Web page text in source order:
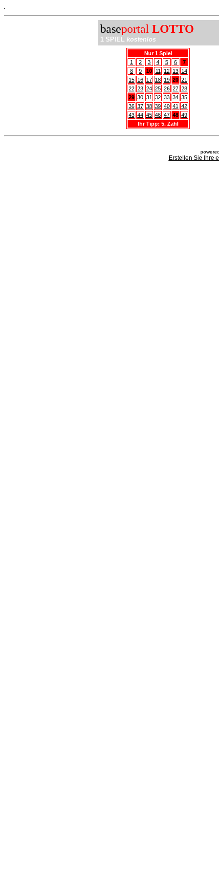
baseportal LOTTO
1 SPIEL kostenlos
Nur 1 Spiel
1
2 3 4 5 6
7
8
9 10 11 12 13 14
15 16 17 18 19 20 21
22 23 24 25 26 27 28
29 30 31 32 33 34 35
36 37 38 39 40 41
42
43 44 45 46 47 48 49
Ihr Tipp: 5. Zahl
Erstellen Sie Ihre